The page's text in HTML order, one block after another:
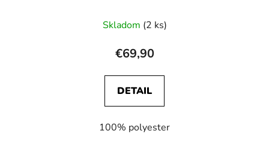
Skladom (2 ks)
€69,90
DETAIL
100% polyester